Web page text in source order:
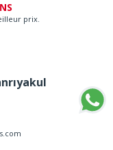
prix.